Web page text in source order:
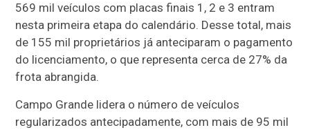
569 mil veículos com placas finais 1, 2 e 3 entram
nesta primeira etapa do calendário. Desse total, mais
de 155 mil proprietários já anteciparam o pagamento
do licenciamento, o que representa cerca de 27% da
frota abrangida.
Campo Grande lidera o número de veículos
regularizados antecipadamente, com mais de 95 mil